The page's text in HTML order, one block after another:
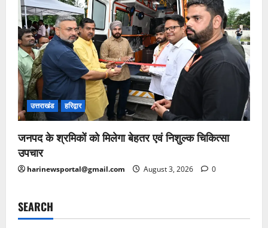
उत्तराखंड हरिद्वार
जनपद के श्रमिकों को मिलेगा बेहतर एवं निशुल्क चिकित्सा
उपचार
harinewsportal@gmail.com August 3, 2026 0
SEARCH